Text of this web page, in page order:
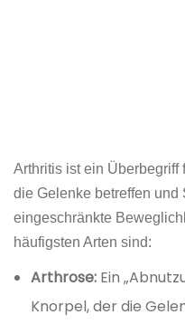
Arthritis ist ein Überbegriff
die Gelenke betreffen und
eingeschränkte
häufigsten Arten sind:
Arthrose: Ein
Knorpel, der die